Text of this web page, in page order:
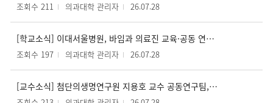
조회수 211 의과대학 관리자 26.07.28
[학교소식] 이대서울병원, 바임과 의료진 교육·공동 연구 활성화 MOU 체결
조회수 197 의과대학 관리자 26.07.28
[교수소식] 첨단의생명연구원 지용호 교수 공동연구팀, 젊은 성인 흡연과 지방간 연관성 규명